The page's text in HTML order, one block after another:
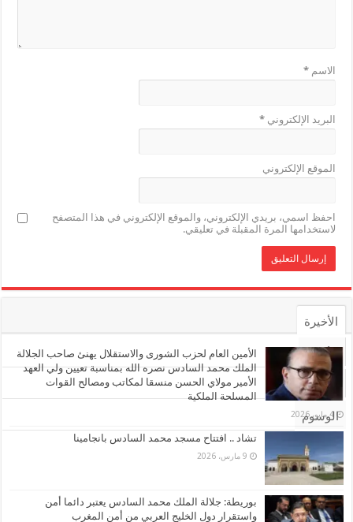
الاسم*
البريد الإلكتروني*
الموقع الإلكتروني
احفظ اسمي، بريدي الإلكتروني، والموقع الإلكتروني في هذا المتصفح
لاستخدامها المرة المقبلة في تعليقي.
الأخيرة
الأشهر
تعليقات
الوسوم
الأمين العام لحزب الشورى والاستقلال يهنئ صاحب الجلالة
الملك محمد السادس نصره الله بمناسبة تعيين ولي العهد
الأمير مولاي الحسن منسقا لمكاتب ومصالح القوات
المسلحة الملكية
4 مايو، 2026
تشاد .. افتتاح مسجد محمد السادس بانجامينا
9 مارس، 2026
بوريطة: جلالة الملك محمد السادس يعتبر دائما أمن
واستقرار دول الخليج العربي من أمن المغرب